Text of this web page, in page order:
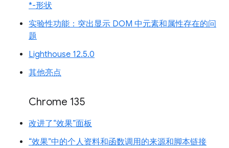
*-形状
实验性功能：突出显示 DOM 中元素和属性存在的问
题
Lighthouse 12.5.0
其他亮点
Chrome 135
改进了“效果”面板
“效果”中的个人资料和函数调用的来源和脚本链接